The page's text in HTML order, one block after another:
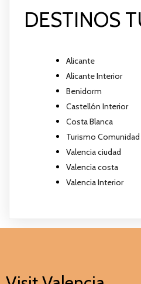
DESTINOS
Alicante
Alicante Interior
Benidorm
Castellón Interior
Costa Blanca
Turismo
Valencia ciudad
Valencia costa
Valencia Interior